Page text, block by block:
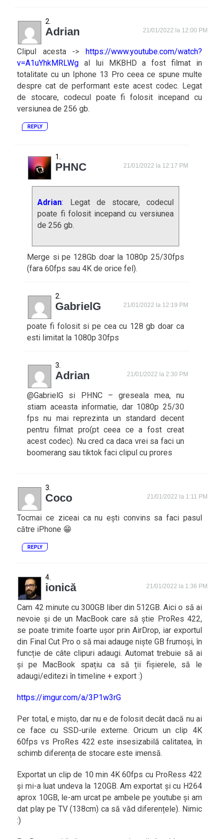
Adrian 21/01/2022 la 12:00 PM
Clipul acesta -> https://www.youtube.com/watch?
v=A1uYhkMRLWg al lui MKBHD a fost filmat in
totalitate cu un Iphone 13 Pro ceea ce spune multe
despre cat de performant este acest codec. Legat
de stocare, codecul poate fi folosit incepand cu
versiunea de 256 gb.
REPLY
PHNC 21/01/2022 la 12:17 PM
Adrian: Legat de stocare, codecul
poate fi folosit incepand cu versiunea
de 256 gb.
Merge si pe 128Gb doar la 1080p 25/30fps
(fara 60fps sau 4K de orice fel).
GabrielG 21/01/2022 la 12:19 PM
poate fi folosit si pe cea cu 128 gb doar ca
esti limitat la 1080p 30fps
Adrian 21/01/2022 la 2:30 PM
@GabrielG si PHNC – greseala mea, nu
stiam aceasta informatie, dar 1080p 25/30
fps nu mai reprezinta un standard decent
pentru filmat pro(pt ceea ce a fost creat
acest codec). Nu cred ca daca vrei sa faci un
boomerang sau tiktok faci clipul cu prores
Coco 21/01/2022 la 1:11 PM
Tocmai ce ziceai ca nu ești convins sa faci pasul
către iPhone 😁
REPLY
ionică 21/01/2022 la 1:36 PM
Cam 42 minute cu 300GB liber din 512GB. Aici o să ai
nevoie și de un MacBook care să știe ProRes 422,
se poate trimite foarte ușor prin AirDrop, iar exportul
din Final Cut Pro o să mai adauge niște GB frumoși, în
funcție de câte clipuri adaugi. Automat trebuie să ai
și pe MacBook spațiu ca să ții fișierele, să le
adaugi/editezi în timeline + export :)
https://imgur.com/a/3P1w3rG
Per total, e mișto, dar nu e de folosit decât dacă nu ai
ce face cu SSD-urile externe. Oricum un clip 4K
60fps vs ProRes 422 este insesizabilă calitatea, în
schimb diferența de stocare este imensă.
Exportat un clip de 10 min 4K 60fps cu ProRess 422
și mi-a luat undeva la 120GB. Am exportat și cu H264
aprox 10GB, le-am urcat pe ambele pe youtube și am
dat play pe TV (138cm) ca să văd diferențele). Nimic
:)